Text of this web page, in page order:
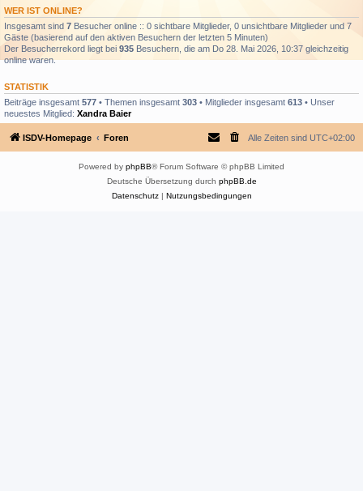
WER IST ONLINE?
Insgesamt sind 7 Besucher online :: 0 sichtbare Mitglieder, 0 unsichtbare Mitglieder und 7
Gäste (basierend auf den aktiven Besuchern der letzten 5 Minuten)
Der Besucherrekord liegt bei 935 Besuchern, die am Do 28. Mai 2026, 10:37 gleichzeitig
online waren.
STATISTIK
Beiträge insgesamt 577 • Themen insgesamt 303 • Mitglieder insgesamt 613 • Unser
neuestes Mitglied: Xandra Baier
ISDV-Homepage Foren Alle Zeiten sind UTC+02:00
Powered by phpBB® Forum Software © phpBB Limited
Deutsche Übersetzung durch phpBB.de
Datenschutz| Nutzungsbedingungen